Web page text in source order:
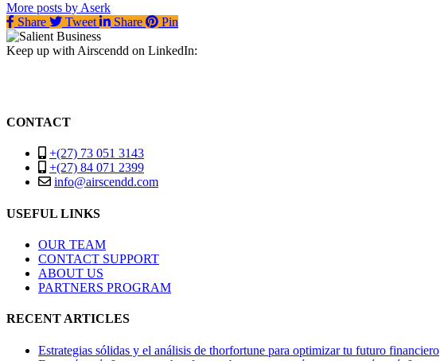
More posts by Aserk
Share
Tweet Share Pin
Keep up with Airscendd on LinkedIn:
CONTACT
+(27) 73 051 3143
+(27) 84 071 2399
info@airscendd.com
USEFUL LINKS
OUR TEAM
CONTACT SUPPORT
ABOUT US
PARTNERS PROGRAM
RECENT ARTICLES
Estrategias sólidas y el análisis de thorfortune para optimizar tu futuro financiero